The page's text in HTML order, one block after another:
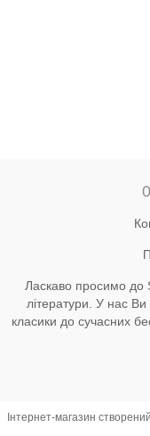
Ласкаво просимо до
літератури. У нас
класики до сучасних
Інтернет-магазин